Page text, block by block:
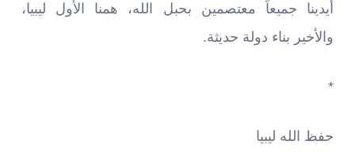
أيدينا جميعاً معتصمين بحبل الله، همنا الأول ليبيا،
والأخير بناء دولة حديثة.
*
حفظ الله ليبيا